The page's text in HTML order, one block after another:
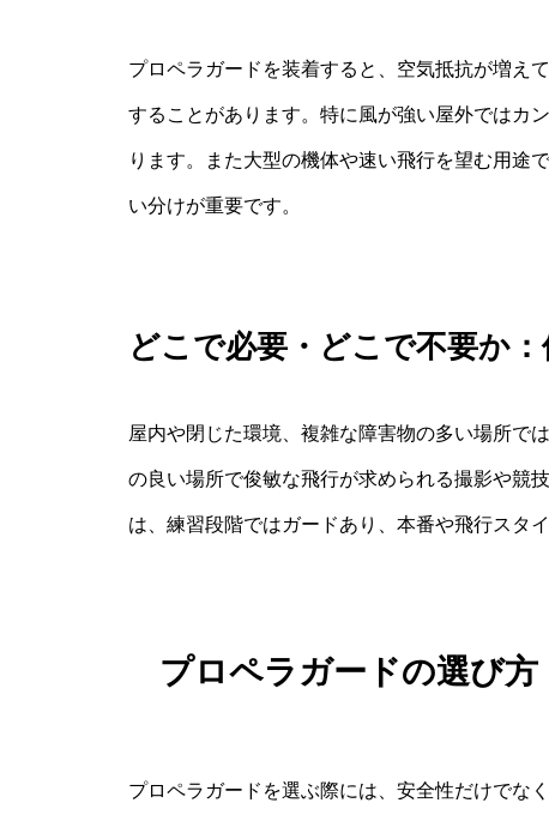
プロペラガードを装着すると、空気抵抗が増え
することがあります。特に風が強い屋外ではカ
ります。また大型の機体や速い飛行を望む用途
い分けが重要です。
どこで必要・どこで不要か
屋内や閉じた環境、複雑な障害物の多い場所で
の良い場所で俊敏な飛行が求められる撮影や競
は、練習段階ではガードあり、本番や飛行スタ
プロペラガードの選び
プロペラガードを選ぶ際には、安全性だけでな